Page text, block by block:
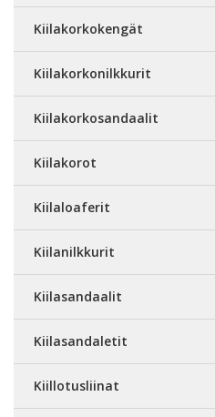
Kiilakorkokengät
Kiilakorkonilkkurit
Kiilakorkosandaalit
Kiilakorot
Kiilaloaferit
Kiilanilkkurit
Kiilasandaalit
Kiilasandaletit
Kiillotusliinat